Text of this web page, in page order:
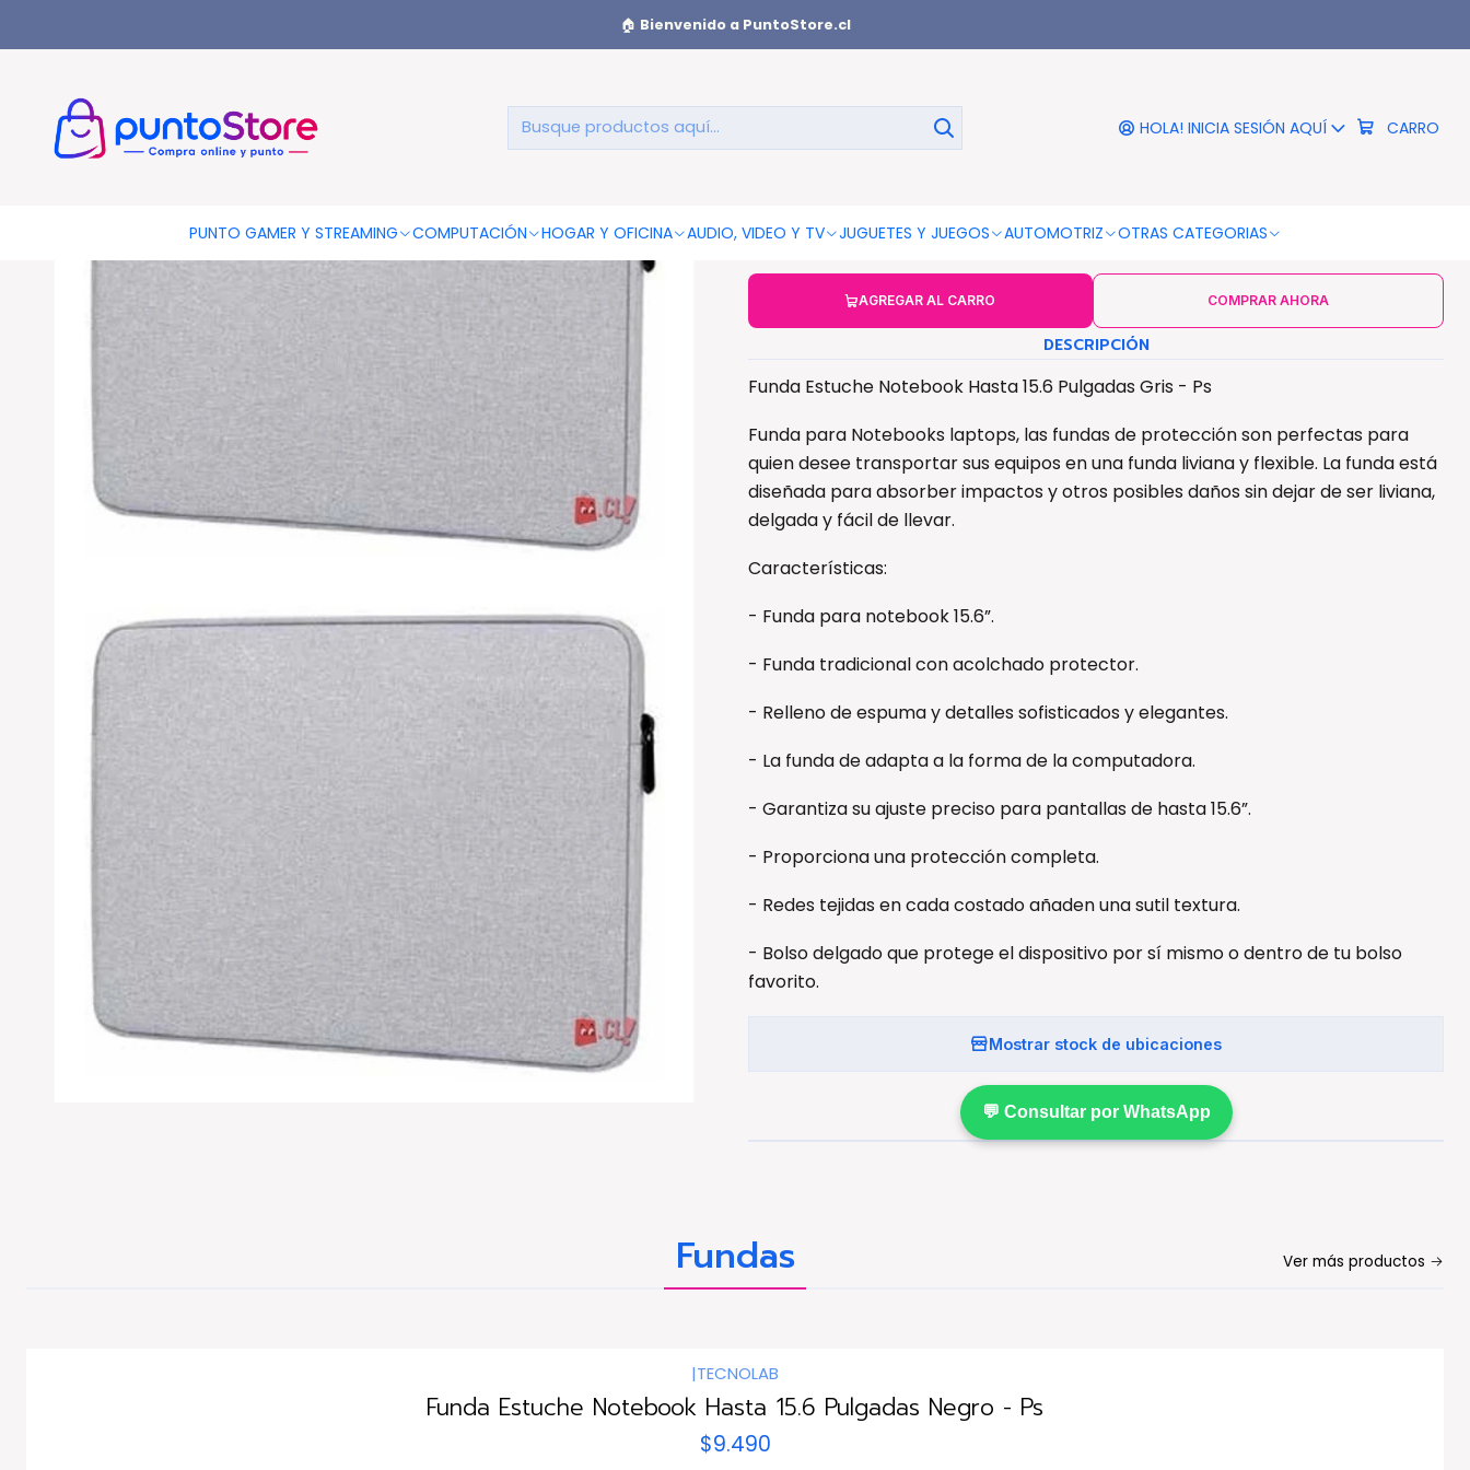
HOLA! INICIA SESIÓN AQUÍ CARRO
PUNTO GAMER Y STREAMING COMPUTACIÓN HOGAR Y OFICINA AUDIO, VIDEO Y TV JUGUETES Y JUEGOS AUTOMOTRIZ OTRAS CATEGORIAS
🏠 Bienvenido a PuntoStore.cl
Funda Estuche Notebook Hasta 15.6 Pulgadas Gris - Ps
Funda Estuche Notebook Hasta 15.6
Pulgadas Gris - Ps
Gris
AGREGAR AL CARRO COMPRAR AHORA
DESCRIPCIÓN
Funda Estuche Notebook Hasta 15.6 Pulgadas Gris - Ps
Funda para Notebooks laptops, las fundas de protección son perfectas para
quien desee transportar sus equipos en una funda liviana y flexible. La funda está
diseñada para absorber impactos y otros posibles daños sin dejar de ser liviana,
delgada y fácil de llevar.
Características:
- Funda para notebook 15.6”.
- Funda tradicional con acolchado protector.
- Relleno de espuma y detalles sofisticados y elegantes.
- La funda de adapta a la forma de la computadora.
- Garantiza su ajuste preciso para pantallas de hasta 15.6”.
- Proporciona una protección completa.
- Redes tejidas en cada costado añaden una sutil textura.
- Bolso delgado que protege el dispositivo por sí mismo o dentro de tu bolso
favorito.
Mostrar stock de ubicaciones
💬 Consultar por WhatsApp
Fundas Ver más productos
|TECNOLAB
Funda Estuche Notebook Hasta 15.6 Pulgadas Negro - Ps
$9.490